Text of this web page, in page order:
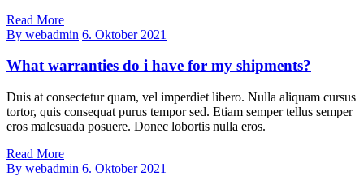
Read More
By webadmin 6. Oktober 2021
What warranties do i have for my shipments?
Duis at consectetur quam, vel imperdiet libero. Nulla aliquam cursus
tortor, quis consequat purus tempor sed. Etiam semper tellus semper
eros malesuada posuere. Donec lobortis nulla eros.
Read More
By webadmin 6. Oktober 2021